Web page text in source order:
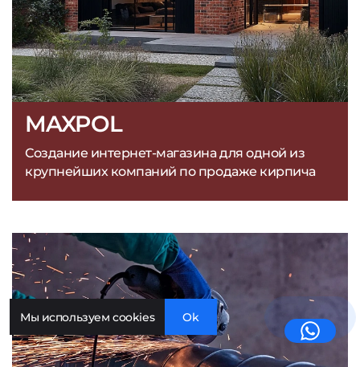
MAXPOL
Создание интернет-магазина для одной из
крупнейших компаний по продаже кирпича
Мы используем cookies Ok